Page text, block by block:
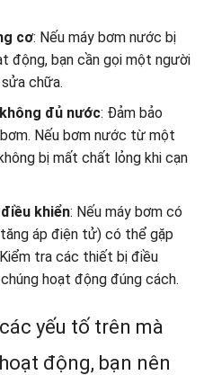
cơ: Nếu máy bơm nước bị
động, bạn cần gọi một người
chữa.
đủ nước: Đảm bảo
Nếu bơm nước từ một
bị mất chất lỏng khi cạn
khiển: Nếu máy bơm có
áp điện tử) có thể gặp
tra các thiết bị điều
hoạt động đúng cách.
yếu tố trên mà
động, bạn nên